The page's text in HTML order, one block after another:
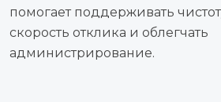
помогает поддерживать
скорость отклика и облегчать
администрирование.